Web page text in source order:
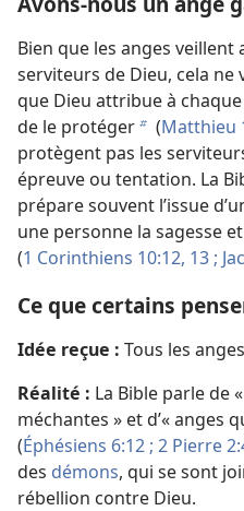
Bien que les anges
serviteurs de Dieu, cela
que Dieu attribue à
de le protégerb (Matthieu
protègent pas les
épreuve ou tentation. La
prépare souvent l’issue
une personne la sagesse
(1 Corinthiens 10:12, 13 ;
Ce que certains
Idée reçue : Tous les
Réalité : La Bible parle de
méchantes » et d’« anges
(Éphésiens 6:12 ; 2 Pierre
des démons, qui se sont
rébellion contre Dieu.